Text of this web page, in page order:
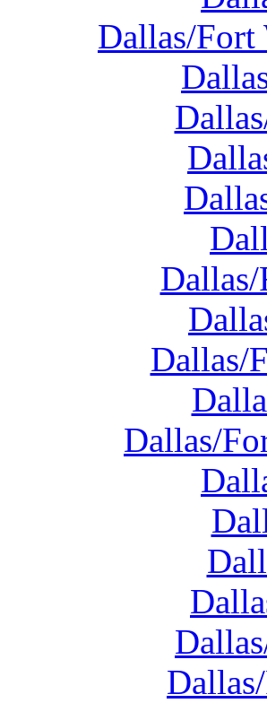
Dallas/
Dallas/
Dallas/